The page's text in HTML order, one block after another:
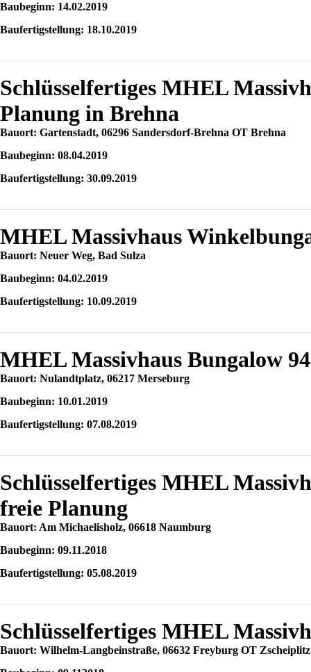
Baubeginn: 14.02.2019
Baufertigstellung: 18.10.2019
Schlüsselfertiges MHEL
Planung in Brehna
Bauort: Gartenstadt, 06296 Sandersdorf-Brehna OT Brehna
Baubeginn: 08.04.2019
Baufertigstellung: 30.09.2019
MHEL Massivhaus
Bauort: Neuer Weg, Bad Sulza
Baubeginn: 04.02.2019
Baufertigstellung: 10.09.2019
MHEL Massivhaus Bungalow
Bauort: Nulandtplatz, 06217 Merseburg
Baubeginn: 10.01.2019
Baufertigstellung: 07.08.2019
Schlüsselfertiges MHEL
freie Planung
Bauort: Am Michaelisholz, 06618 Naumburg
Baubeginn: 09.11.2018
Baufertigstellung: 05.08.2019
Schlüsselfertiges MHEL
Bauort: Wilhelm-Langbeinstraße, 06632 Freyburg OT Zscheiplitz